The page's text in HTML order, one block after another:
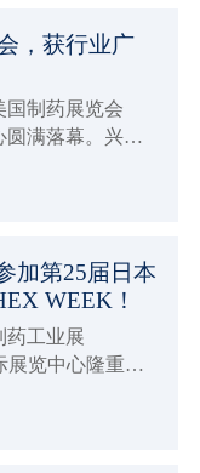
，获行业广
国制药展览会
圆满落幕。兴业
加第25届日本
WEEK！
药工业展
展览中心隆重举
世界各地行业内